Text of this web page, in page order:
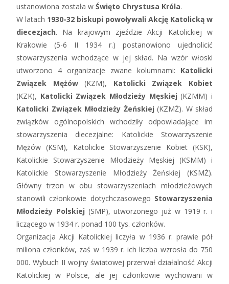
ustanowiona została w Święto Chrystusa Króla.
W latach 1930-32 biskupi powoływali Akcję Katolicką w
diecezjach. Na krajowym zjeździe Akcji Katolickiej w
Krakowie (5-6 II 1934 r.) postanowiono ujednolicić
stowarzyszenia wchodzące w jej skład. Na wzór włoski
utworzono 4 organizacje zwane kolumnami: Katolicki
Związek Mężów(KZM), Katolicki Związek Kobiet
(KZK), Katolicki Związek Młodzieży Męskiej (KZMM) i
Katolicki Związek Młodzieży Żeńskiej (KZMŻ). W skład
związków ogólnopolskich wchodziły odpowiadające im
stowarzyszenia diecezjalne: Katolickie Stowarzyszenie
Mężów (KSM), Katolickie Stowarzyszenie Kobiet (KSK),
Katolickie Stowarzyszenie Młodzieży Męskiej (KSMM) i
Katolickie Stowarzyszenie Młodzieży Żeńskiej (KSMŻ).
Główny trzon w obu stowarzyszeniach młodzieżowych
stanowili członkowie dotychczasowego Stowarzyszenia
Młodzieży Polskiej (SMP), utworzonego już w 1919 r. i
liczącego w 1934 r. ponad 100 tys. członków.
Organizacja Akcji Katolickiej liczyła w 1936 r. prawie pół
miliona członków, zaś w 1939 r. ich liczba wzrosła do 750
000. Wybuch II wojny światowej przerwał działalność Akcji
Katolickiej w Polsce, ale jej członkowie wychowani w